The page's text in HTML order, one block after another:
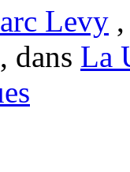
Levy
dans La